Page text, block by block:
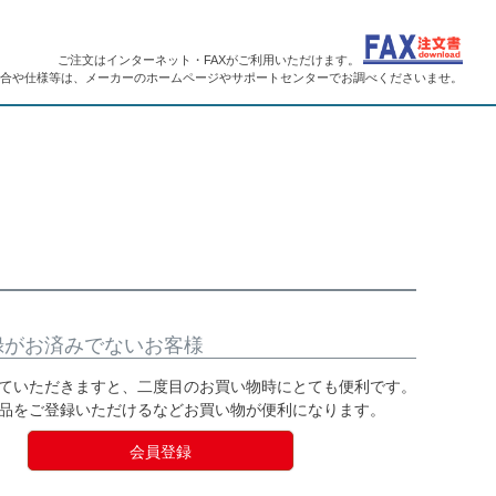
ご注文はインターネット・FAXがご利用いただけます。
や仕様等は、メーカーのホームページやサポートセンターでお調べくださいませ。
がお済みでないお客様
いただきますと、二度目のお買い物時にとても便利です。
をご登録いただけるなどお買い物が便利になります。
会員登録